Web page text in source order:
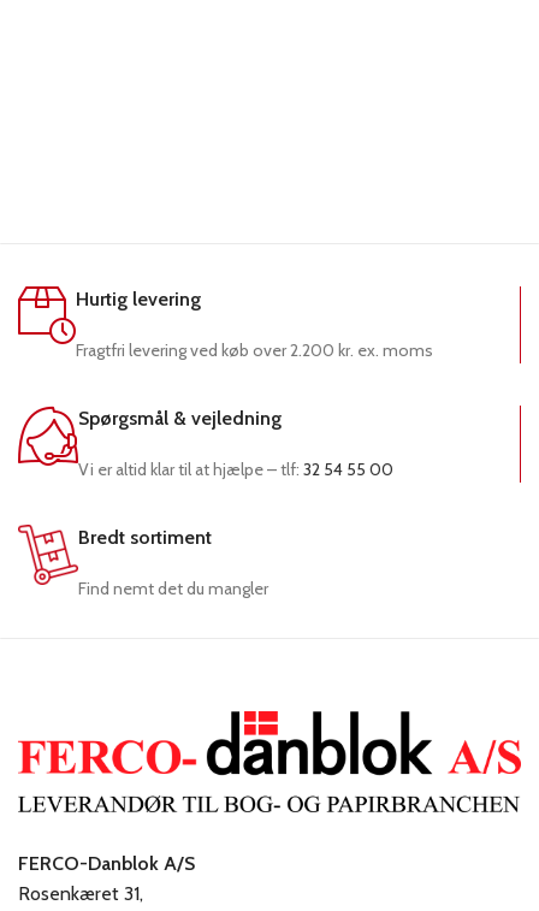
Hurtig levering
Fragtfri levering ved køb over 2.200 kr. ex. moms
Spørgsmål & vejledning
Vi er altid klar til at hjælpe – tlf: 32 54 55 00
Bredt sortiment
Find nemt det du mangler
FERCO-Danblok A/S
Rosenkæret 31,